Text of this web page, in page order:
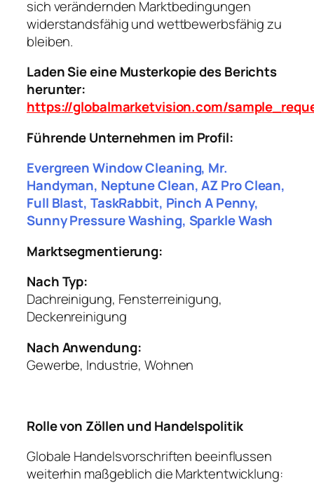
sich verändernden Marktbedingungen
widerstandsfähig und wettbewerbsfähig zu
bleiben.
Laden Sie eine Musterkopie des Berichts
herunter:
https://globalmarketvision.com/
Führende Unternehmen im Profil:
Evergreen Window Cleaning, Mr.
Handyman, Neptune Clean, AZ Pro Clean,
Full Blast, TaskRabbit, Pinch A Penny,
Sunny Pressure Washing, Sparkle Wash
Marktsegmentierung:
Nach Typ:
Dachreinigung, Fensterreinigung,
Deckenreinigung
Nach Anwendung:
Gewerbe, Industrie, Wohnen
Rolle von Zöllen und Handelspolitik
Globale Handelsvorschriften beeinflussen
weiterhin maßgeblich die Marktentwicklung: